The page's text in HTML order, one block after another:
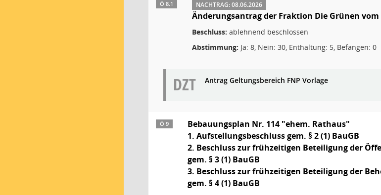
Ö 8.1 NACHTRAG: 08.06.2026
Änderungsantrag der Fraktion Die Grünen vom
Beschluss: ablehnend beschlossen
Abstimmung: Ja: 8, Nein: 30, Enthaltung: 5, Befangen: 0
DZT Antrag Geltungsbereich FNP Vorlage
Ö 9
Bebauungsplan Nr. 114 "ehem. Rathaus"
1. Aufstellungsbeschluss gem. § 2 (1) BauGB
2. Beschluss zur frühzeitigen Beteiligung der
gem. § 3 (1) BauGB
3. Beschluss zur frühzeitigen Beteiligung der
gem. § 4 (1) BauGB